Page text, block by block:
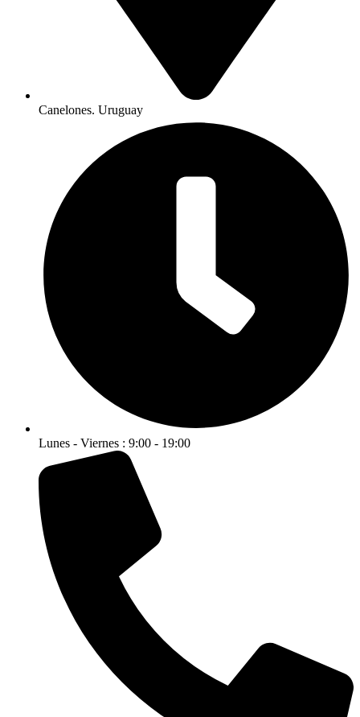
Canelones. Uruguay
Lunes - Viernes : 9:00 - 19:00